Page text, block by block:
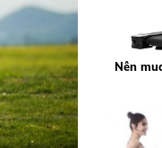
Nên